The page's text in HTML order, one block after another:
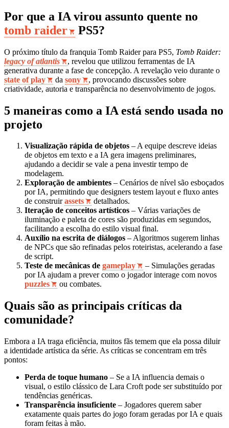
Por que a IA virou assunto quente no
tomb raider
PS5?
O próximo título da franquia Tomb Raider para PS5, Tomb Raider:
legacy of atlantis
, revelou que utilizou ferramentas de IA
generativa durante a fase de concepção. A revelação veio durante o
state of play
da sony
, provocando discussões sobre
criatividade, autoria e transparência no desenvolvimento de jogos.
5 maneiras como a IA está sendo usada no
projeto
Visualização rápida de objetos – A equipe descreve ideias
de objetos em texto e a IA gera imagens preliminares,
ajudando a decidir se vale a pena investir tempo de
modelagem.
Exploração de ambientes – Cenários de nível são esboçados
por IA, permitindo que designers testem layout e fluxo antes
de construirassets
detalhados.
Iteração de conceitos artísticos – Várias variações de
iluminação e paleta de cores são produzidas em segundos,
facilitando a escolha do estilo visual final.
Auxílio na escrita de diálogos – Algoritmos sugerem linhas
de NPCs que são refinadas pelos roteiristas, acelerando a fase
de script.
Teste de mecânicas de gameplay
– Simulações geradas
por IA ajudam a prever como o jogador interage com novos
puzzles
ou combates.
Quais são as principais críticas da
comunidade?
Embora a IA traga eficiência, muitos fãs temem que ela possa diluir
a identidade artística da série. As críticas se concentram em três
pontos:
Perda de toque humano – Se a IA influencia demais o
visual, o estilo clássico de Lara Croft pode ser substituído por
tendências genéricas.
Transparência insuficiente – Jogadores querem saber
exatamente quais partes do jogo foram geradas por IA e quais
foram feitas à mão.